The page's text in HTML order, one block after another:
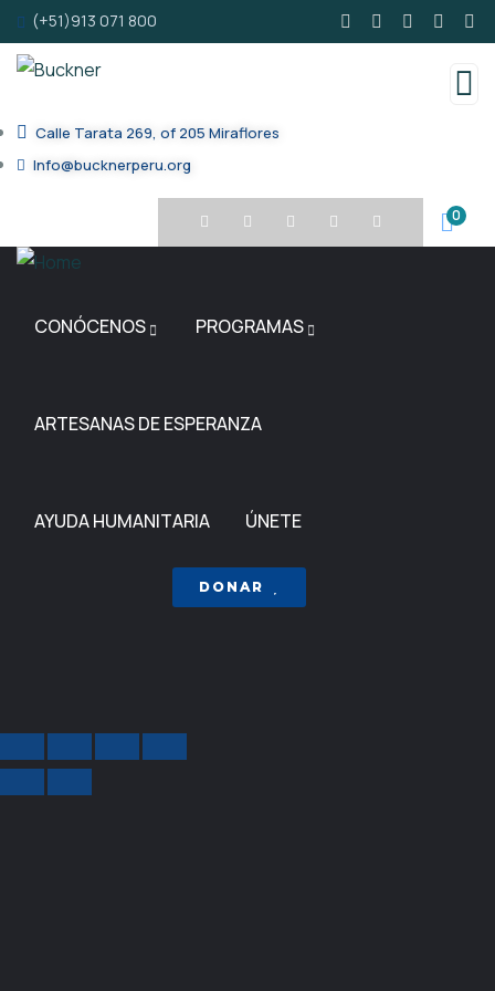
(+51)913 071 800
Calle Tarata 269, of 205 Miraflores
Info@bucknerperu.org
0
CONÓCENOS PROGRAMAS
ARTESANAS DE ESPERANZA
AYUDA HUMANITARIA ÚNETE
DONAR